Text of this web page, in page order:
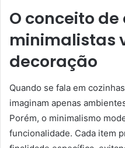
O conceito de
minimalistas
decoração
Quando se fala em
imaginam apenas
Porém, o minimalismo
funcionalidade. Cada item